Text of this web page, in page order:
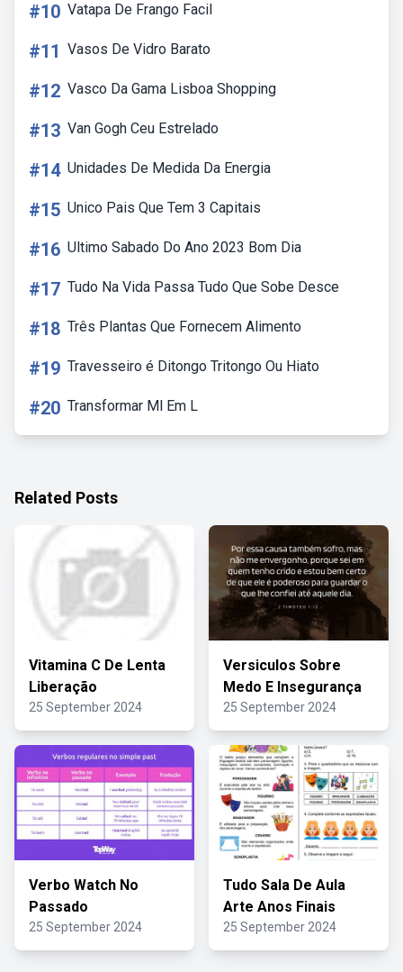
#10 Vatapa De Frango Facil
#11 Vasos De Vidro Barato
#12 Vasco Da Gama Lisboa Shopping
#13 Van Gogh Ceu Estrelado
#14 Unidades De Medida Da Energia
#15 Unico Pais Que Tem 3 Capitais
#16 Ultimo Sabado Do Ano 2023 Bom Dia
#17 Tudo Na Vida Passa Tudo Que Sobe Desce
#18 Três Plantas Que Fornecem Alimento
#19 Travesseiro é Ditongo Tritongo Ou Hiato
#20 Transformar Ml Em L
Related Posts
Vitamina C De Lenta
Liberação
25 September 2024
Versiculos Sobre
Medo E Insegurança
25 September 2024
Verbo Watch No
Passado
25 September 2024
Tudo Sala De Aula
Arte Anos Finais
25 September 2024